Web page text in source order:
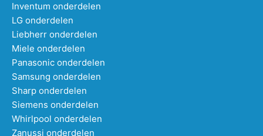
Inventum onderdelen
LG onderdelen
Liebherr onderdelen
Miele onderdelen
Panasonic onderdelen
Samsung onderdelen
Sharp onderdelen
Siemens onderdelen
Whirlpool onderdelen
Zanussi onderdelen